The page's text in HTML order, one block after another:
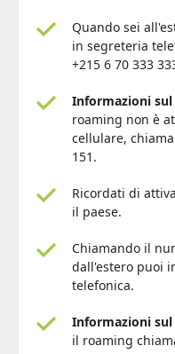
Quando sei
in segreteria
+215 6 70 333
Informazioni
roaming non è
cellulare,
151.
Ricordati di
il paese.
Chiamando il
dall'estero puoi
telefonica.
Informazioni
il roaming